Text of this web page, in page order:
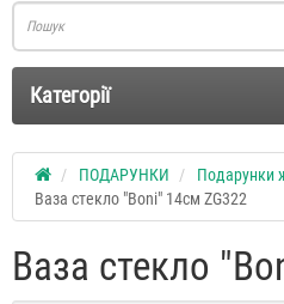
Категорії
ПОДАРУНКИ
Подарунки
Ваза стекло "Boni" 14см ZG322
Ваза стекло